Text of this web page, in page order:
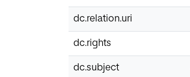
dc.relation.uri
dc.rights
dc.subject